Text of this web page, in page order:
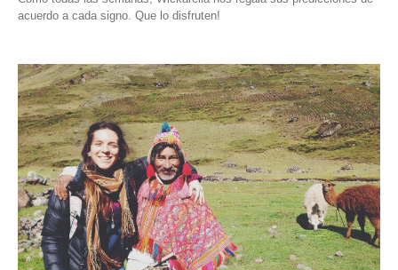
acuerdo a cada signo. Que lo disfruten!